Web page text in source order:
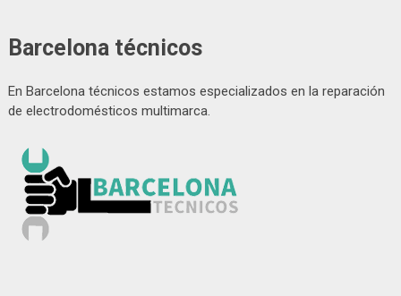
Barcelona técnicos
En Barcelona técnicos estamos especializados en la reparación
de electrodomésticos multimarca.